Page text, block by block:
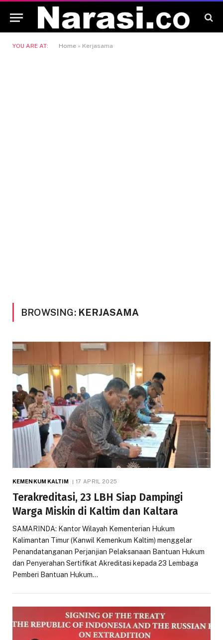
YOU ARE AT: Home » Kerjasama
BROWSING: KERJASAMA
KEMENKUM KALTIM 17 APRIL 2025
Terakreditasi, 23 LBH Siap Dampingi
Warga Miskin di Kaltim dan Kaltara
SAMARINDA: Kantor Wilayah Kementerian Hukum
Kalimantan Timur (Kanwil Kemenkum Kaltim) menggelar
Penandatanganan Perjanjian Pelaksanaan Bantuan Hukum
dan Penyerahan Sertifikat Akreditasi kepada 23 Lembaga
Pemberi Bantuan Hukum…